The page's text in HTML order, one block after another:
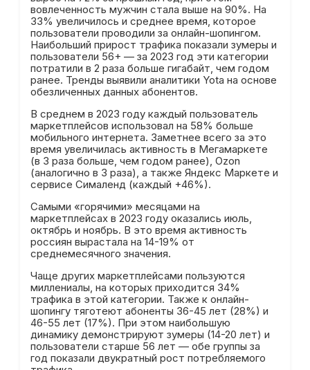
вовлеченность мужчин стала выше на 90%. На
33% увеличилось и среднее время, которое
пользователи проводили за онлайн-шопингом.
Наибольший прирост трафика показали зумеры и
пользователи 56+ — за 2023 год эти категории
потратили в 2 раза больше гигабайт, чем годом
ранее. Тренды выявили аналитики Yota на основе
обезличенных данных абонентов.
В среднем в 2023 году каждый пользователь
маркетплейсов использовал на 58% больше
мобильного интернета. Заметнее всего за это
время увеличилась активность в Мегамаркете
(в 3 раза больше, чем годом ранее), Ozon
(аналогично в 3 раза), а также Яндекс Маркете и
сервисе Сималенд (каждый +46%).
Самыми «горячими» месяцами на
маркетплейсах в 2023 году оказались июль,
октябрь и ноябрь. В это время активность
россиян вырастала на 14-19% от
среднемесячного значения.
Чаще других маркетплейсами пользуются
миллениалы, на которых приходится 34%
трафика в этой категории. Также к онлайн-
шопингу тяготеют абоненты 36-45 лет (28%) и
46-55 лет (17%). При этом наибольшую
динамику демонстрируют зумеры (14-20 лет) и
пользователи старше 56 лет — обе группы за
год показали двукратный рост потребляемого